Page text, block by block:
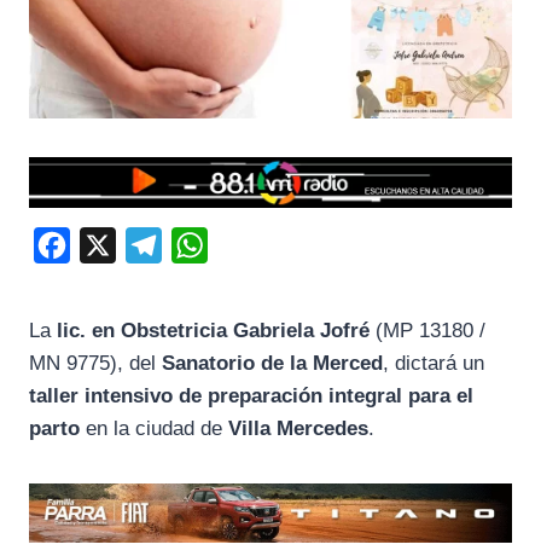
e
b
o
k
e
g
r
m
t
s
A
p
La lic. en Obstetricia Gabriela Jofré (MP 13180 /
MN 9775), del Sanatorio de la Merced, dictará un
taller intensivo de preparación integral para el
parto en la ciudad de Villa Mercedes.